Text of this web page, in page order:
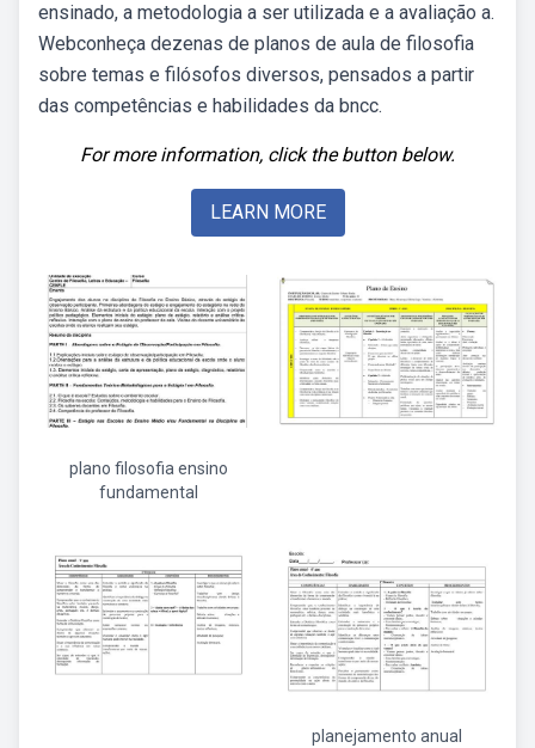
ensinado, a metodologia a ser utilizada e a avaliação a.
Webconheça dezenas de planos de aula de filosofia
sobre temas e filósofos diversos, pensados a partir
das competências e habilidades da bncc.
For more information, click the button below.
LEARN MORE
plano filosofia ensino
fundamental
planejamento anual